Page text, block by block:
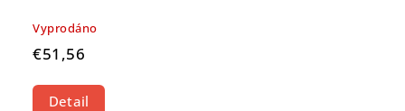
Vyprodáno
€51,56
Detail